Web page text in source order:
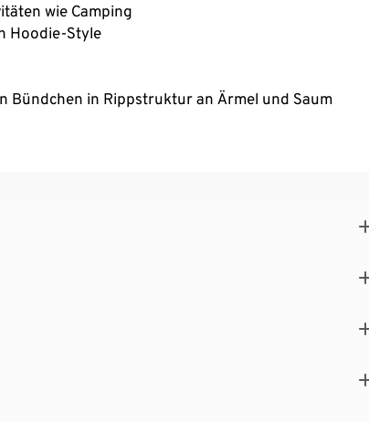
wie Camping
Hoodie-Style
Bündchen in Rippstruktur an Ärmel und Saum